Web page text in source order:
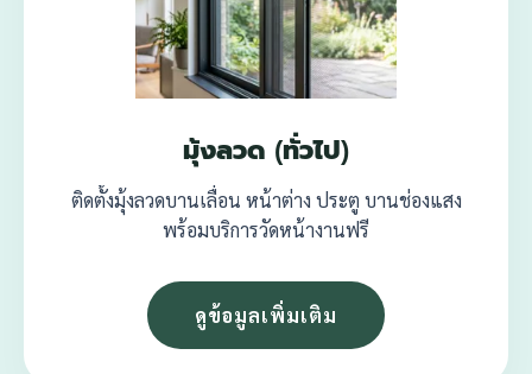
มุ้งลวด (ทั่วไป)
ติดตั้งมุ้งลวดบานเลื่อน หน้าต่าง ประตู บานช่องแสง
พร้อมบริการวัดหน้างานฟรี
ดูข้อมูลเพิ่มเติม